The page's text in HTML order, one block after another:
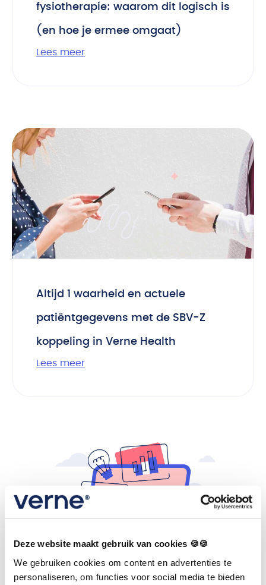
Deze website maakt gebruik van cookies 🍪🍪
We gebruiken cookies om content en advertenties te
personaliseren, om functies voor social media te bieden
fysiotherapie: waarom dit logisch is
(en hoe je ermee omgaat)
Lees meer
Altijd 1 waarheid en actuele
patiëntgegevens met de SBV-Z
koppeling in Verne Health
Lees meer